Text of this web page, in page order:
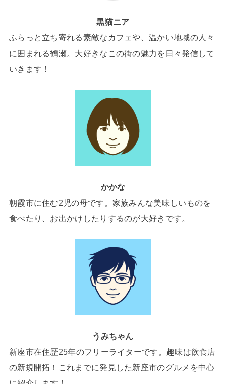
黒猫ニア
ふらっと立ち寄れる素敵なカフェや、温かい地域の人々
に囲まれる鶴瀬。大好きなこの街の魅力を日々発信して
いきます！
かかな
朝霞市に住む2児の母です。家族みんな美味しいものを
食べたり、お出かけしたりするのが大好きです。
うみちゃん
新座市在住歴25年のフリーライターです。趣味は飲食店
の新規開拓！これまでに発見した新座市のグルメを中心